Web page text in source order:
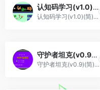
认知码学习(v1.0)(简)[小霸王](CN)[ETC](4Mb)
认知码学习(v1.0)(简)[小霸王](CN)[ETC](4Mb)
守护者坦克(v0.9)(简)[高伟](US)[STG](0.75Mb)
守护者坦克(v0.9)(简)[高伟](US)[STG](0.75Mb)